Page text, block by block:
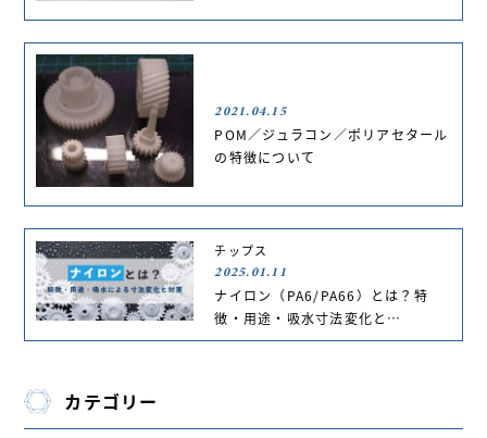
2021.04.15
POM／ジュラコン／ポリアセタール
の特徴について
チップス
2025.01.11
ナイロン（PA6/PA66）とは？特
徴・用途・吸水寸法変化と…
カテゴリー